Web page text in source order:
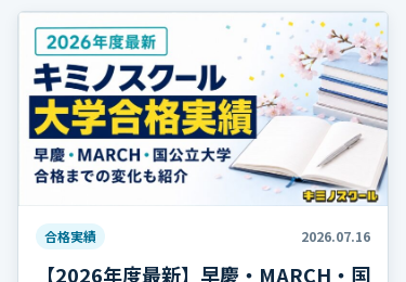
合格実績 2026.07.16
【2026年度最新】早慶・MARCH・国